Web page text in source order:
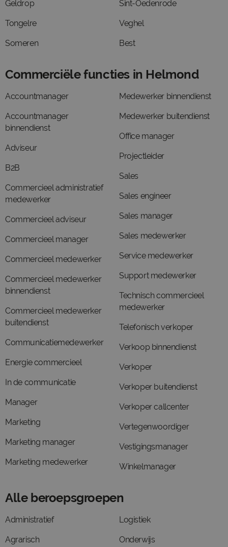
Geldrop
Tongelre
Someren
Sint-Oedenrode
Veghel
Best
Commerciële functies in Helmond
Accountmanager
Accountmanager
binnendienst
Adviseur
B2B
Commercieel administratief
medewerker
Commercieel adviseur
Commercieel manager
Commercieel medewerker
Commercieel medewerker
binnendienst
Commercieel medewerker
buitendienst
Communicatiemedewerker
Energie commercieel
In de communicatie
Manager
Marketing
Marketing manager
Marketing medewerker
Medewerker binnendienst
Medewerker buitendienst
Office manager
Projectleider
Sales
Sales engineer
Sales manager
Sales medewerker
Service medewerker
Support medewerker
Technisch commercieel
medewerker
Telefonisch verkoper
Verkoop binnendienst
Verkoper
Verkoper buitendienst
Verkoper callcenter
Vertegenwoordiger
Vestigingsmanager
Winkelmanager
Alle beroepsgroepen
Administratief
Agrarisch
Logistiek
Onderwijs